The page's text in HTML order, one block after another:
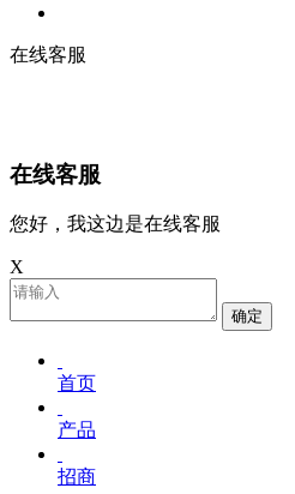
在线客服
在线客服
您好，我这边是在线客服
X
确定
首页
产品
招商